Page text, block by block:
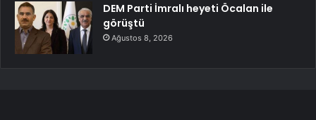
DEM Parti İmralı heyeti Öcalan ile
görüştü
Ağustos 8, 2026